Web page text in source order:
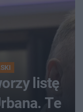
listę
Te